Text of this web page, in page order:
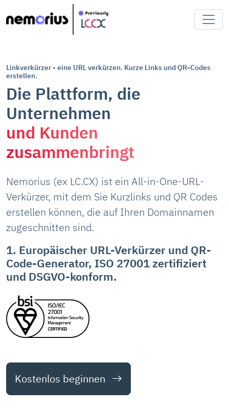
Linkverkürzer - eine URL verkürzen. Kurze Links und QR-Codes
erstellen.
Die Plattform, die
Unternehmen
und Kunden
zusammenbringt
Nemorius (ex LC.CX) ist ein All-in-One-URL-
Verkürzer, mit dem Sie Kurzlinks und QR Codes
erstellen können, die auf Ihren Domainnamen
zugeschnitten sind.
1. Europäischer URL-Verkürzer und QR-
Code-Generator, ISO 27001 zertifiziert
und DSGVO-konform.
Kostenlos beginnen